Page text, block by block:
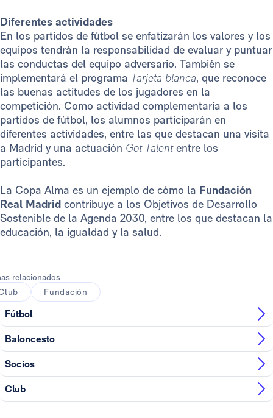
Diferentes actividades
En los partidos de fútbol se enfatizarán los valores y los
equipos tendrán la responsabilidad de evaluar y puntuar
las conductas del equipo adversario. También se
implementará el programa Tarjeta blanca, que reconoce
las buenas actitudes de los jugadores en la
competición. Como actividad complementaria a los
partidos de fútbol, los alumnos participarán en
diferentes actividades, entre las que destacan una visita
a Madrid y una actuación Got Talententre los
participantes.
La Copa Alma es un ejemplo de cómo la Fundación
Real Madrid contribuye a los Objetivos de Desarrollo
Sostenible de la Agenda 2030, entre los que destacan la
educación, la igualdad y la salud.
relacionados
Fundación
Fútbol
Baloncesto
Socios
Club